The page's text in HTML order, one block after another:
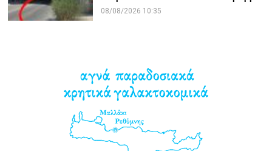
08/08/2026 10:35